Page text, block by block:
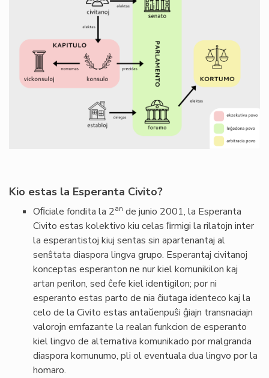
Kio estas la Esperanta Civito?
Oﬁciale fondita la 2an de junio 2001, la Esperanta
Civito estas kolektivo kiu celas ﬁrmigi la rilatojn inter
la esperantistoj kiuj sentas sin apartenantaj al
senŝtata diaspora lingva grupo. Esperantaj civitanoj
konceptas esperanton ne nur kiel komunikilon kaj
artan perilon, sed ĉefe kiel identigilon; por ni
esperanto estas parto de nia ĉiutaga identeco kaj la
celo de la Civito estas antaŭenpuŝi ĝiajn transnaciajn
valorojn emfazante la realan funkcion de esperanto
kiel lingvo de alternativa komunikado por malgranda
diaspora komunumo, pli ol eventuala dua lingvo por la
homaro.